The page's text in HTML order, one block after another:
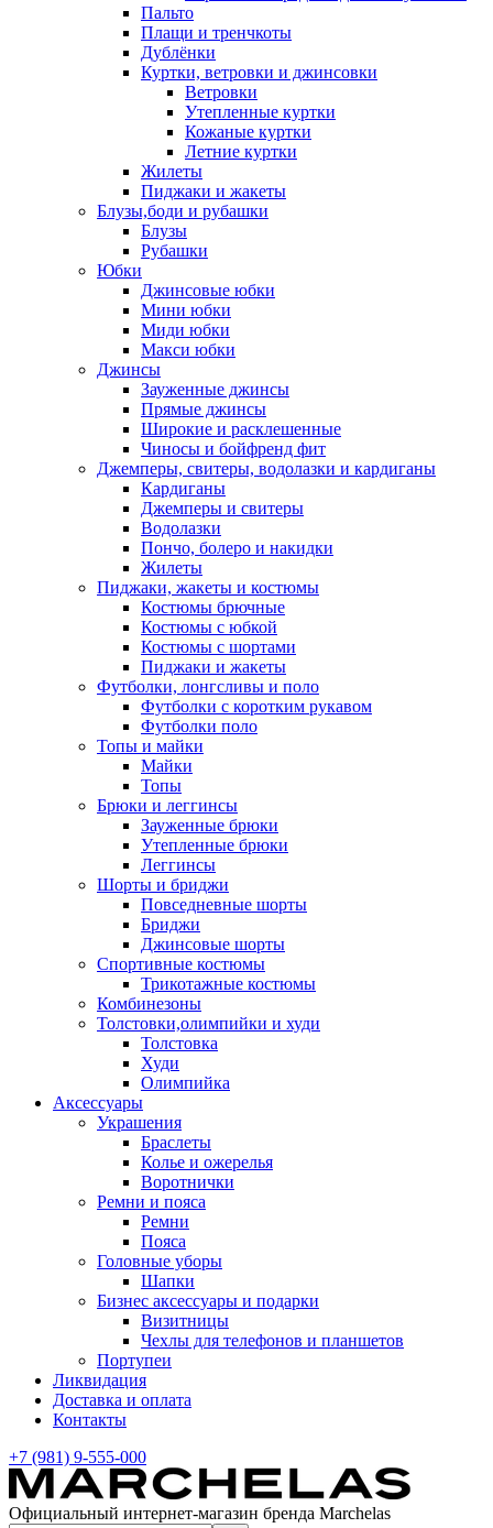
Пальто
Плащи и тренчкоты
Дублёнки
Куртки, ветровки и джинсовки
Ветровки
Утепленные куртки
Кожаные куртки
Летние куртки
Жилеты
Пиджаки и жакеты
Блузы,боди и рубашки
Блузы
Рубашки
Юбки
Джинсовые юбки
Мини юбки
Миди юбки
Макси юбки
Джинсы
Зауженные джинсы
Прямые джинсы
Широкие и расклешенные
Чиносы и бойфренд фит
Джемперы, свитеры, водолазки и кардиганы
Кардиганы
Джемперы и свитеры
Водолазки
Пончо, болеро и накидки
Жилеты
Пиджаки, жакеты и костюмы
Костюмы брючные
Костюмы с юбкой
Костюмы с шортами
Пиджаки и жакеты
Футболки, лонгсливы и поло
Футболки с коротким рукавом
Футболки поло
Топы и майки
Майки
Топы
Брюки и леггинсы
Зауженные брюки
Утепленные брюки
Леггинсы
Шорты и бриджи
Повседневные шорты
Бриджи
Джинсовые шорты
Спортивные костюмы
Трикотажные костюмы
Комбинезоны
Толстовки,олимпийки и худи
Толстовка
Худи
Олимпийка
Аксессуары
Украшения
Браслеты
Колье и ожерелья
Воротнички
Ремни и пояса
Ремни
Пояса
Головные уборы
Шапки
Бизнес аксессуары и подарки
Визитницы
Чехлы для телефонов и планшетов
Портупеи
Ликвидация
Доставка и оплата
Контакты
+7 (981) 9-555-000
Официальный интернет-магазин бренда Marchelas